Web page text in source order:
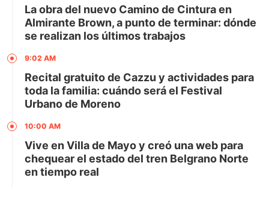
La obra del nuevo Camino de Cintura en
Almirante Brown, a punto de terminar: dónde
se realizan los últimos trabajos
9:02 AM
Recital gratuito de Cazzu y actividades para
toda la familia: cuándo será el Festival
Urbano de Moreno
10:00 AM
Vive en Villa de Mayo y creó una web para
chequear el estado del tren Belgrano Norte
en tiempo real